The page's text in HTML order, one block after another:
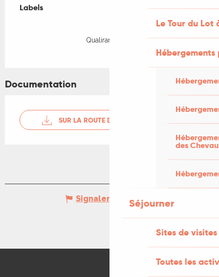
Le Tour du Lot
des
Séjourner
Sites de visites
Toutes les
Labels
Labels
Qualirando Lot
Documentation
SUR LA ROUTE DES "PESCATORES"
Signaler une erreur